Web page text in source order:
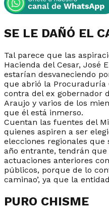
SE LE DAÑÓ EL
Tal parece que las
Hacienda del Cesar, José
estarían desvaneciendo
que abrió la Procuraduría
contra del ex gobernador
Araujo y varios de los
que él está inmerso.
Cuentan las fuentes del
quienes aspiren a ser
elecciones regionales
año entrante, tendrán
actuaciones anteriores
públicos, porque de lo
caminao’, ya que la
PURO CHISME